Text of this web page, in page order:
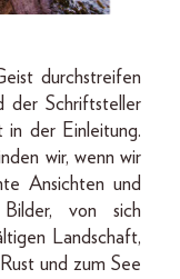
durchstreifen
der Schriftsteller
in der Einleitung.
wir, wenn wir
Ansichten und
von sich
Landschaft,
und zum See